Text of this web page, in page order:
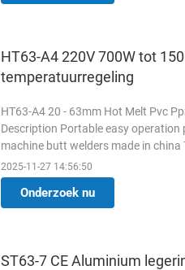
HT63-A4 220V 700W tot
temperatuurregeling
HT63-A4 20 - 63mm Hot Melt Pvc
Description Portable easy
machine butt welders made in
quality coating that it ...
2025-11-27 14:56:50
Onderzoek nu
ST63-7 CE Aluminium